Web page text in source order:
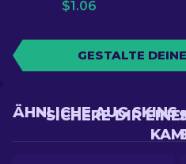
$1.06
GESTALTE
SICHERE DIR
ÄHNLICHE AUG SKINS